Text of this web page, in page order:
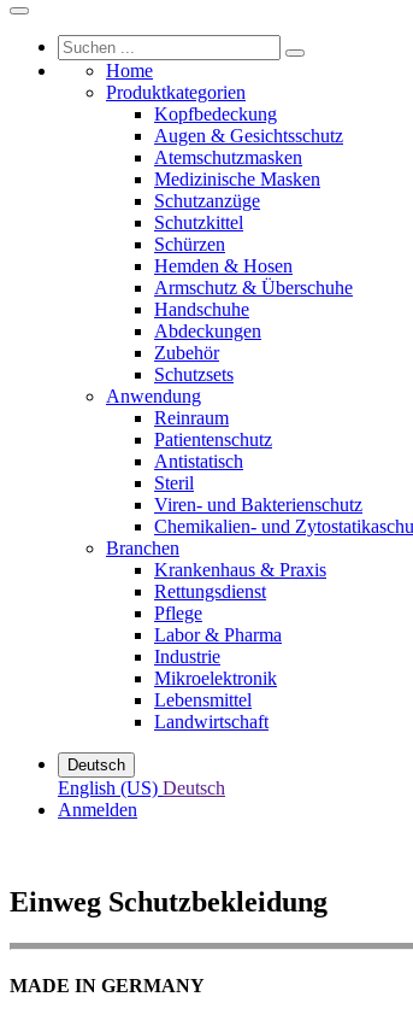
Home
Produktkategorien
Kopfbedeckung
Augen & Gesichtsschutz
Atemschutzmasken
Medizinische Masken
Schutzanzüge
Schutzkittel
Schürzen
Hemden & Hosen
Armschutz & Überschuhe
Handschuhe
Abdeckungen
Zubehör
Schutzsets
Anwendung
Reinraum
Patientenschutz
Antistatisch
Steril
Viren- und Bakterienschutz
Chemikalien- und
Branchen
Krankenhaus & Praxis
Rettungsdienst
Pflege
Labor & Pharma
Industrie
Mikroelektronik
Lebensmittel
Landwirtschaft
Deutsch
English (US) Deutsch
Anmelden
Einweg Schutzbekleidung
MADE IN GERMANY